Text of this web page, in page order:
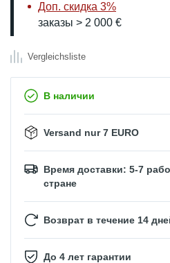
Доп. скидка 3%
заказы > 2 000 €
Vergleichsliste
В наличии
Versand nur 7 EURO
Время доставки: 5-7
стране
Возврат в течение 14
До 4 лет гарантии